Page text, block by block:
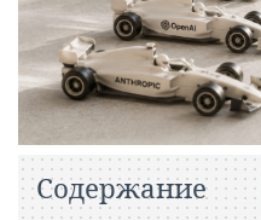
Содержание